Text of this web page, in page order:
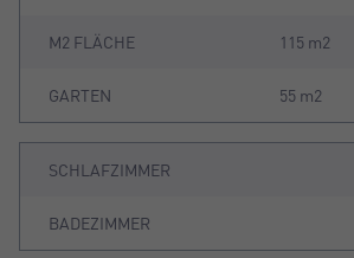
M2 FLÄCHE 115 m2
GARTEN 55 m2
SCHLAFZIMMER
BADEZIMMER